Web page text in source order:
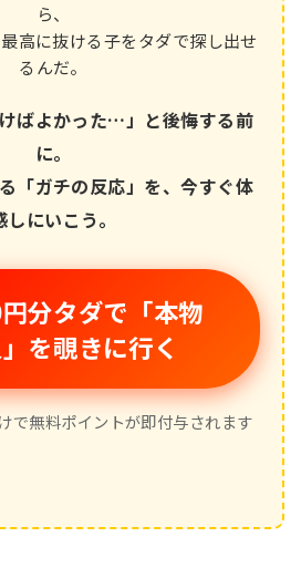
ら、
高に抜ける子をタダで探し出せ
るんだ。
けばよかった…」と後悔する前
に。
「ガチの反応」を、今すぐ体
しにいこう。
分タダで「本物
を覗きに行く
で無料ポイントが即付与されます